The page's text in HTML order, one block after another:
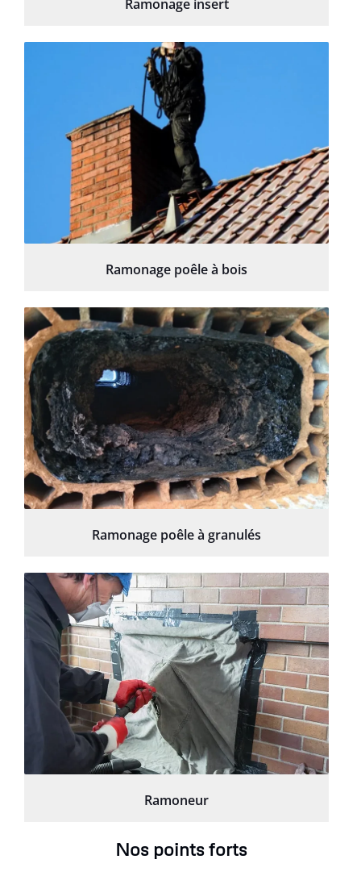
Ramonage insert
Ramonage poêle à bois
Ramonage poêle à granulés
Ramoneur
Nos points forts